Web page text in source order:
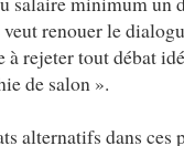
renouer le
à rejeter tout débat
de salon ».
alternatifs dans ces